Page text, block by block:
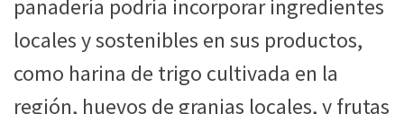
panadería podría incorporar ingredientes
locales y sostenibles en sus productos,
como harina de trigo cultivada en la
región, huevos de granjas locales, y frutas